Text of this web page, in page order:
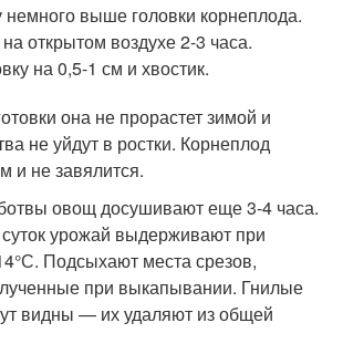
выше головки корнеплода.
открытом воздухе 2-3 часа.
на 0,5-1 см и хвостик.
она не прорастет зимой и
не уйдут в ростки. Корнеплод
и не завялится.
овощ досушивают еще 3-4 часа.
урожай выдерживают при
Подсыхают места срезов,
при выкапывании. Гнилые
видны — их удаляют из общей